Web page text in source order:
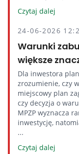
Czytaj dalej
24-06-2026
Warunki
większe
Dla inwestora
zrozumienie, czy
miejscowy plan
czy decyzja o
MPZP wyznacza
inwestycję,
...
Czytaj dalej